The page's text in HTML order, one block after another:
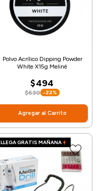
Polvo Acrílico Dipping Powder
White X15g Meliné
$494
$630 -22%
Agregar al Carrito
LLEGA GRATIS MAÑANA